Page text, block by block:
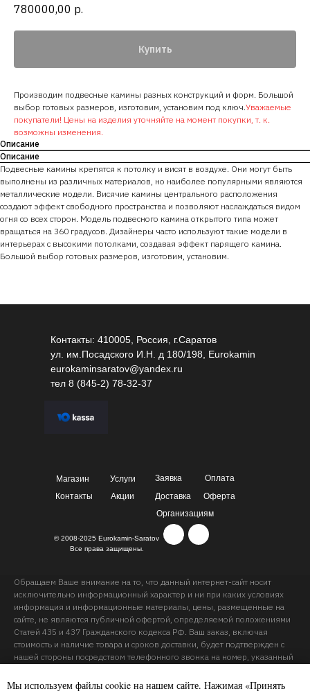
780000,00 р.
Купить
Производим подвесные камины разных конструкций и форм. Большой
выбор готовых размеров, изготовим, установим под ключ. Уважаемые
покупатели! Цены на изделия уточняйте на момент покупки, т. к.
возможны изменения.
Описание
Описание
Подвесные камины крепятся к потолку и висят в воздухе. Они могут быть
выполнены из различных материалов, но наиболее популярными являются
металлические модели. Висячие камины центрального расположения
создают эффект свободного пространства и позволяют наслаждаться видом
огня со всех сторон. Модель подвесного камина открытого типа может
вращаться на 360 градусов. Дизайнеры часто используют такие модели в
интерьерах с высокими потолками, создавая эффект парящего камина.
Большой выбор готовых размеров, изготовим, установим.
Контакты: 410005, Россия, г.Саратов
ул. им.Посадского И.Н. д 180/198, Eurokamin
eurokaminsaratov@yandex.ru
тел 8 (845-2) 78-32-37
Магазин
© 2008-2025 Eurokamin-Saratov
Все права защищены.
Услуги Заявка
Оплата
Акции
Контакты Доставка
Оферта
Организациям
Мы используем файлы cookie на нашем сайте. Нажимая «Принять
Обращаем Ваше внимание на то, что данный интернет-сайт носит
исключительно информационный характер и ни при каких условиях
информация и информационные материалы, цены, размещенные на
сайте, не являются публичной офертой, определяемой положениями
Статей 435 и 437 Гражданского кодекса РФ. Ваш заказ, включая
стоимость и наличие товара и сроков доставки, будет подтвержден с
нашей стороны посредством телефонного звонка на номер, указанный